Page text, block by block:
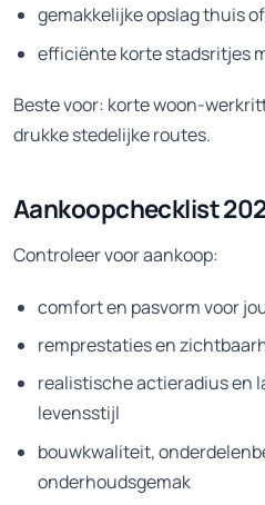
gemakkelijke opslag thuis
efficiënte korte stadsritjes
Beste voor: korte woon-
drukke stedelijke routes.
Aankoopchecklist
Controleer voor aankoop:
comfort en pasvorm voor
remprestaties en
realistische actieradius en
levensstijl
bouwkwaliteit,
onderhoudsgemak